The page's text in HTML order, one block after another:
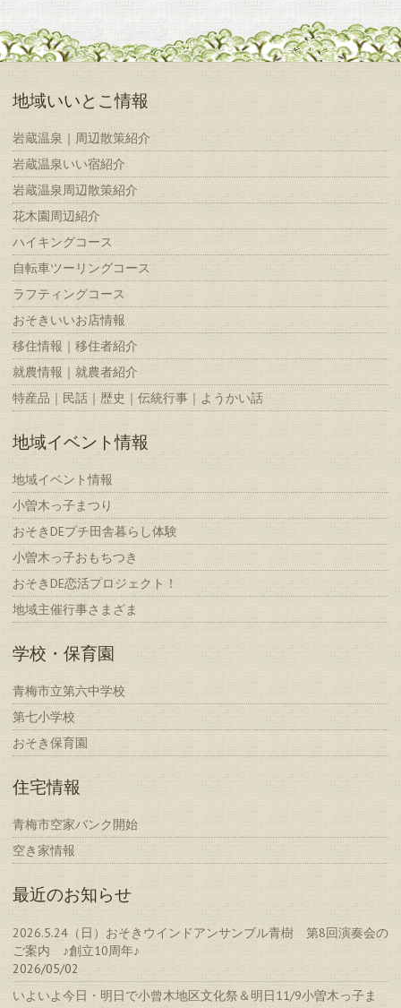
地域いいとこ情報
岩蔵温泉｜周辺散策紹介
岩蔵温泉いい宿紹介
岩蔵温泉周辺散策紹介
花木園周辺紹介
ハイキングコース
自転車ツーリングコース
ラフティングコース
おそきいいお店情報
移住情報｜移住者紹介
就農情報｜就農者紹介
特産品｜民話｜歴史｜伝統行事｜ようかい話
地域イベント情報
地域イベント情報
小曽木っ子まつり
おそきDEプチ田舎暮らし体験
小曽木っ子おもちつき
おそきDE恋活プロジェクト！
地域主催行事さまざま
学校・保育園
青梅市立第六中学校
第七小学校
おそき保育園
住宅情報
青梅市空家バンク開始
空き家情報
最近のお知らせ
2026.5.24（日）おそきウインドアンサンブル青樹 第8回演奏会の
ご案内 ♪創立10周年♪
2026/05/02
いよいよ今日・明日で小曾木地区文化祭＆明日11/9小曽木っ子ま